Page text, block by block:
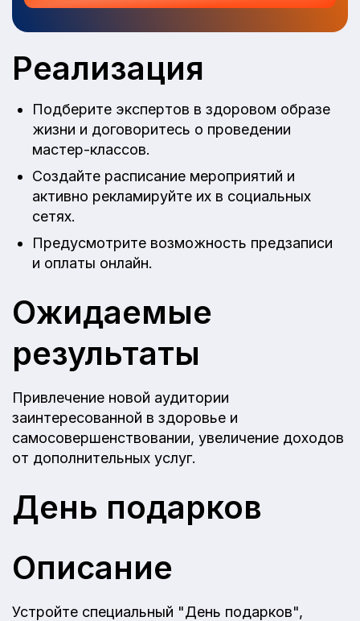
Реализация
Подберите экспертов в здоровом образе
жизни и договоритесь о проведении
мастер-классов.
Создайте расписание мероприятий и
активно рекламируйте их в социальных
сетях.
Предусмотрите возможность предзаписи
и оплаты онлайн.
Ожидаемые
результаты
Привлечение новой аудитории
заинтересованной в здоровье и
самосовершенствовании, увеличение доходов
от дополнительных услуг.
День подарков
Описание
Устройте специальный "День подарков",